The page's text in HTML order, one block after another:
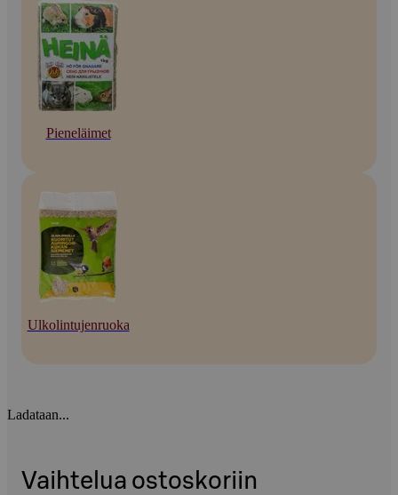
Pieneläimet
Ulkolintujenruoka
Ladataan...
Vaihtelua ostoskoriin